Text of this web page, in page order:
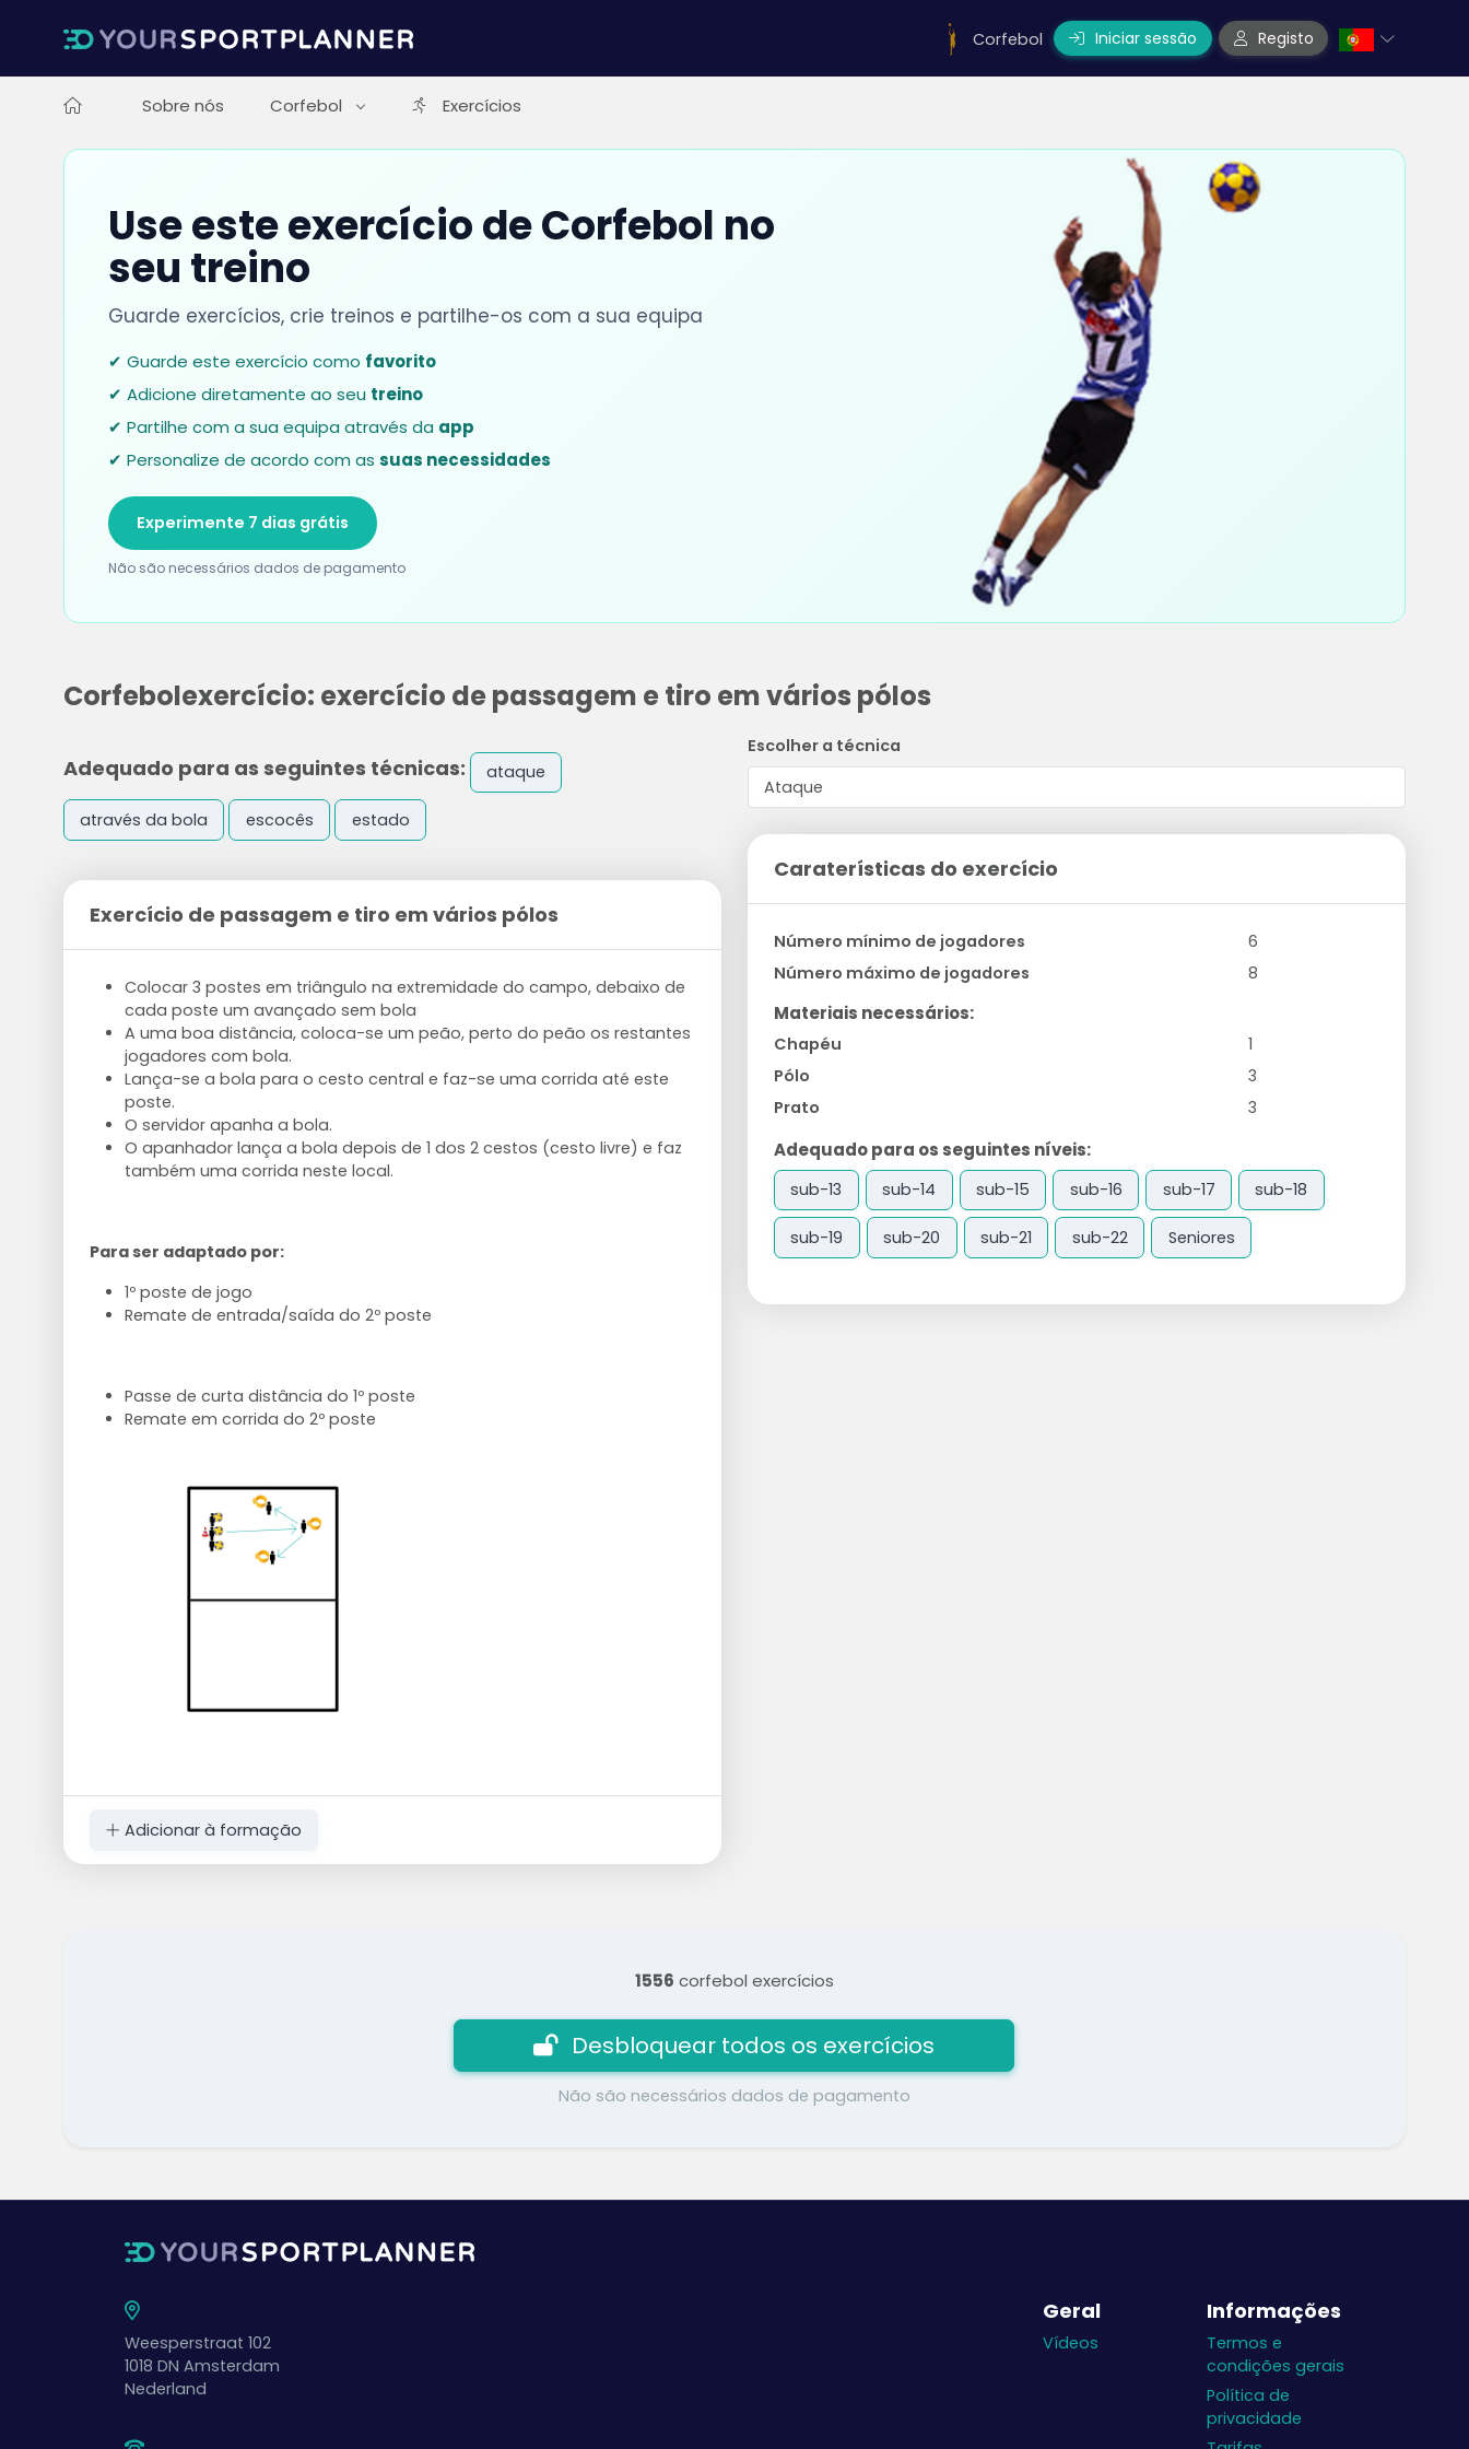
Corfebol Iniciar sessão Registo
Sobre nós Corfebol Exercícios
Use este exercício de Corfebol no
seu treino
Guarde exercícios, crie treinos e partilhe-os com a sua equipa
✔ Guarde este exercício como favorito
✔ Adicione diretamente ao seu treino
✔ Partilhe com a sua equipa através da app
✔ Personalize de acordo com as suas necessidades
Experimente 7 dias grátis
Não são necessários dados de pagamento
Corfebolexercício: exercício de passagem e tiro em vários pólos
Adequado para as seguintes técnicas: ataque
através da bola escocês estado
Exercício de passagem e tiro em vários pólos
Colocar 3 postes em triângulo na extremidade do campo, debaixo de
cada poste um avançado sem bola
A uma boa distância, coloca-se um peão, perto do peão os restantes
jogadores com bola.
Lança-se a bola para o cesto central e faz-se uma corrida até este
poste.
O servidor apanha a bola.
O apanhador lança a bola depois de 1 dos 2 cestos (cesto livre) e faz
também uma corrida neste local.
Para ser adaptado por:
1º poste de jogo
Remate de entrada/saída do 2º poste
Passe de curta distância do 1º poste
Remate em corrida do 2º poste
Adicionar à formação
Escolher a técnica
Caraterísticas do exercício
Número mínimo de jogadores
6
Número máximo de jogadores
8
Materiais necessários:
Chapéu
1
Pólo
3
Prato
3
Adequado para os seguintes níveis:
sub-13 sub-14 sub-15 sub-16 sub-17 sub-18
sub-19 sub-20 sub-21 sub-22 Seniores
1556 corfebol exercícios
Desbloquear todos os exercícios
Não são necessários dados de pagamento
Weesperstraat 102
1018 DN Amsterdam
Nederland
Geral
Vídeos
Informações
Termos e
condições gerais
Política de
privacidade